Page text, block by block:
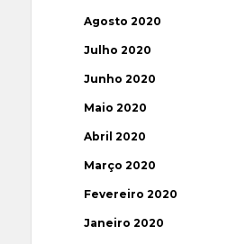
Agosto 2020
Julho 2020
Junho 2020
Maio 2020
Abril 2020
Março 2020
Fevereiro 2020
Janeiro 2020